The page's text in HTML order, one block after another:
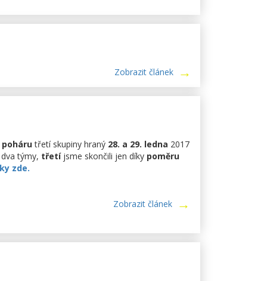
Zobrazit článek
pohárutřetí skupiny hraný 28. a 29. ledna 2017
týmy, třetíjsme skončili jen díky poměru
zde.
Zobrazit článek